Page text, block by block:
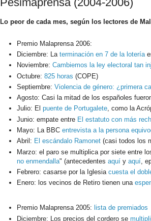
Lo peor de cada mes, según los lectores de
Premio Malaprensa 2006:
Diciembre: La terminación en 7 de la lotería
Noviembre: Cambiemos la ley electoral tan
Octubre: 825 horas (COPE)
Septiembre: Violencia de género: ¿primera
Agosto: Casi la mitad de los españoles
Julio: El puente de Portugalete, como la
Junio: empate entre El estatuto con más
Mayo: La BBC entrevista a la persona
Abril: El escándalo Ramonet (casi todos los
Marzo: el paro se multiplica por siete entre
no enmendalla" (antecedentes aquí y aquí ,
Febrero: casarse por la Iglesia cuesta el
Enero: los vecinos de Retiro tienen una
Premio Malaprensa 2005: lista de premiados
Diciembre: Los precios del cordero se